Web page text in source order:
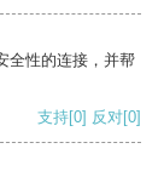
全性的连接，并帮
支持[0] 反对[0]